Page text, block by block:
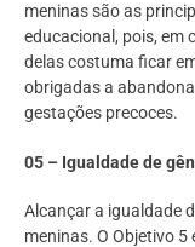
meninas são as
educacional, pois, em
delas costuma ficar
obrigadas a
gestações precoces.
05 – Igualdade de
Alcançar a igualdade
meninas. O Objetivo